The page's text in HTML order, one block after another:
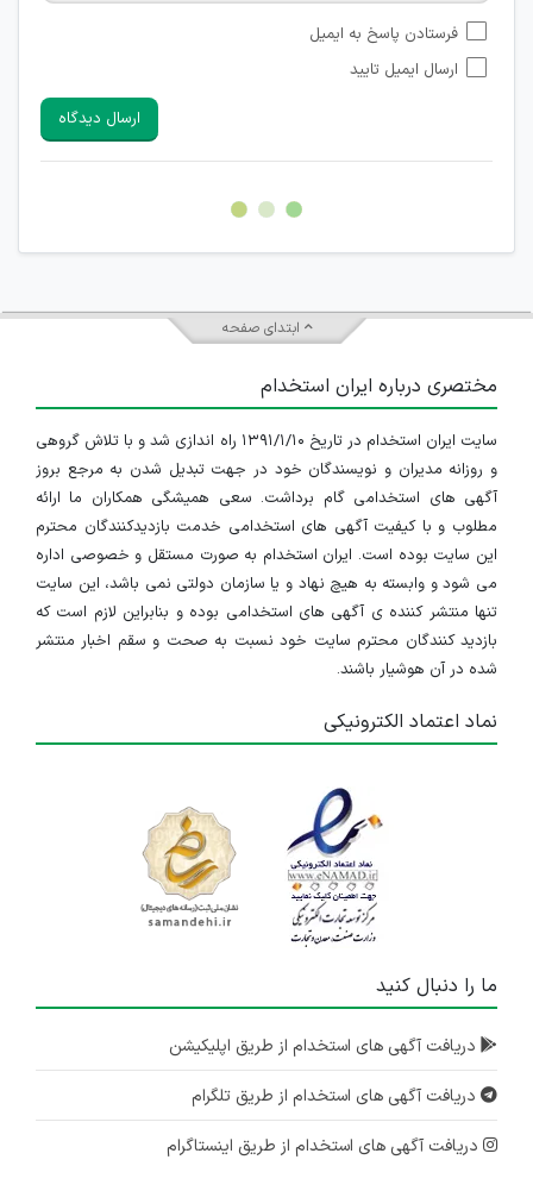
شبکه های مجازی ارتباطی می باشند وجود ندارد.
امکان تأیید نظرات کاربرانی که به هر طریقی قصد مأیوس کردن
هرگونه تحریک، تحقیر و کنایه به سایر افراد (مسئول و غیر مسئول)
غیر مجاز می باشد.
امکان هماهنگی برای هرگونه ملاقات حضوری چه به صورت دسته
فرستادن پاسخ به ایمیل
ارسال ایمیل تایید
ارسال دیدگاه
ابتدای صفحه
مختصری درباره ایران استخدام
سایت ایران استخدام در تاریخ ۱۳۹۱/۱/۱۰ راه اندازی شد و با تلاش گروهی
و روزانه مدیران و نویسندگان خود در جهت تبدیل شدن به مرجع بروز
آگهی های استخدامی گام برداشت. سعی همیشگی همکاران ما ارائه
مطلوب و با کیفیت آگهی های استخدامی خدمت بازدیدکنندگان محترم
این سایت بوده است. ایران استخدام به صورت مستقل و خصوصی اداره
می شود و وابسته به هیچ نهاد و یا سازمان دولتی نمی باشد، این سایت
تنها منتشر کننده ی آگهی های استخدامی بوده و بنابراین لازم است که
بازدید کنندگان محترم سایت خود نسبت به صحت و سقم اخبار منتشر
شده در آن هوشیار باشند.
نماد اعتماد الکترونیکی
ما را دنبال کنید
دریافت آگهی های استخدام از طریق اپلیکیشن
دریافت آگهی های استخدام از طریق تلگرام
دریافت آگهی های استخدام از طریق اینستاگرام